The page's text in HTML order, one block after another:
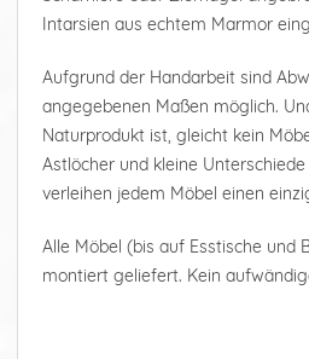
Intarsien aus echtem Marmor
Aufgrund der Handarbeit sind
angegebenen Maßen möglich.
Naturprodukt ist, gleicht kein
Astlöcher und kleine
verleihen jedem Möbel einen
Alle Möbel (bis auf Esstische und
montiert geliefert. Kein